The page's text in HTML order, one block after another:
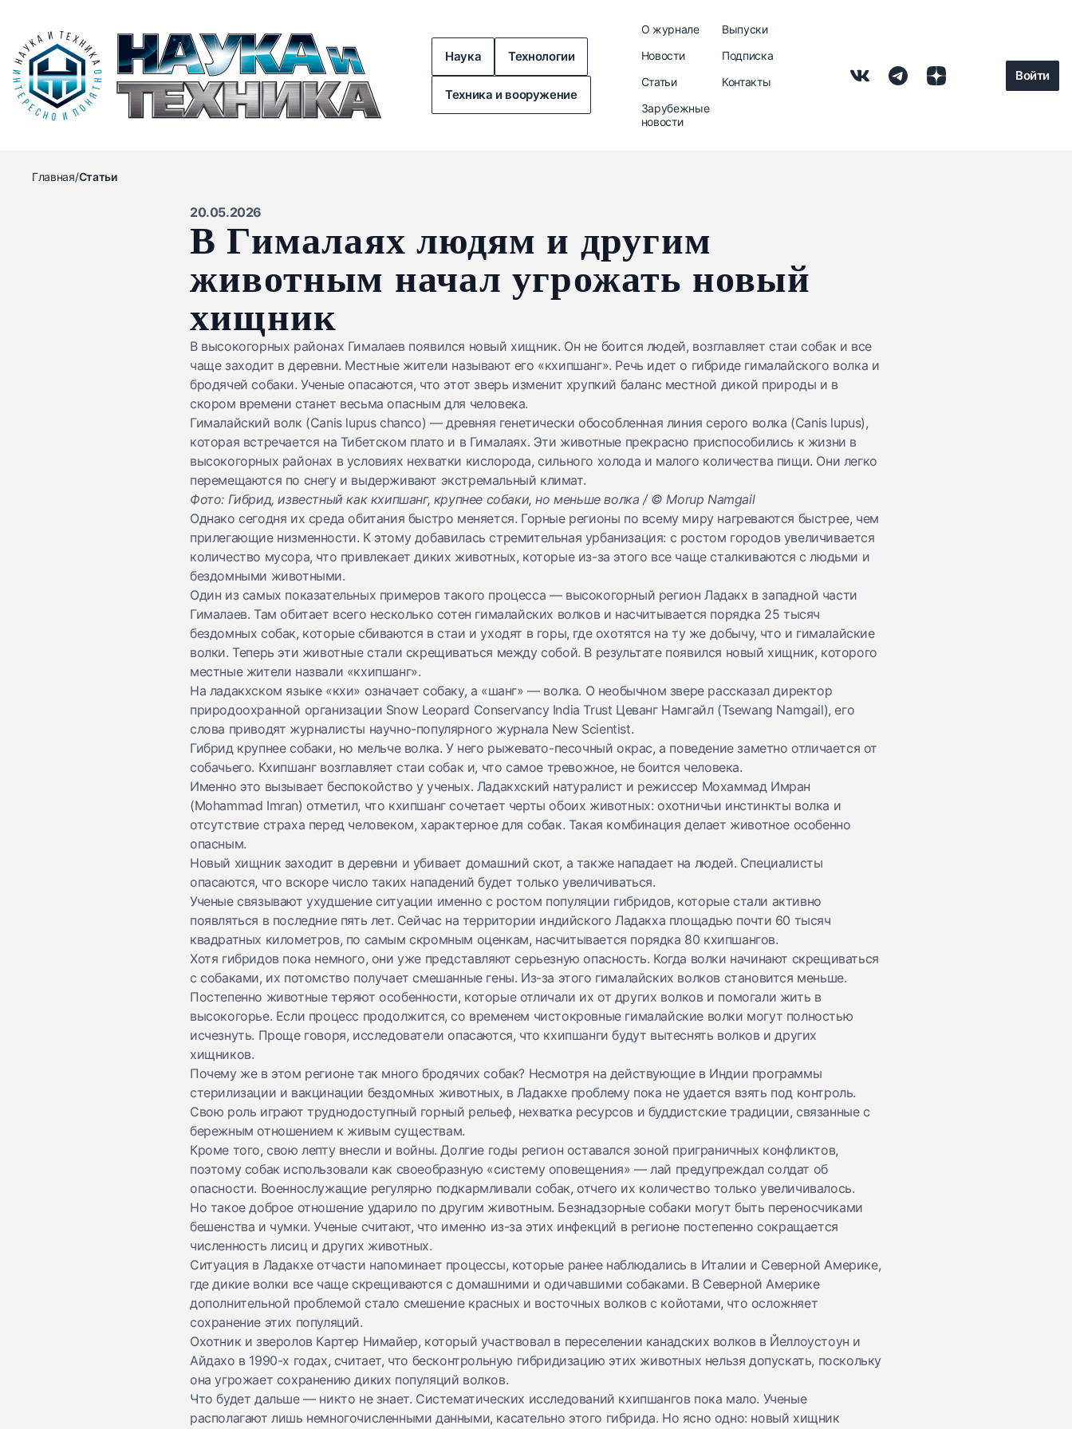
Наука Технологии
Техника и вооружение
О журнале
Выпуски
Новости
Подписка
Статьи
Контакты
Зарубежные
новости
Войти
Главная/Статьи
20.05.2026
В Гималаях людям и другим
животным начал угрожать новый
хищник
В высокогорных районах Гималаев появился новый хищник. Он не боится людей, возглавляет стаи собак и все
чаще заходит в деревни. Местные жители называют его «кхипшанг». Речь идет о гибриде гималайского волка и
бродячей собаки. Ученые опасаются, что этот зверь изменит хрупкий баланс местной дикой природы и в
скором времени станет весьма опасным для человека.
Гималайский волк (Canis lupus chanco) — древняя генетически обособленная линия серого волка (Canis lupus),
которая встречается на Тибетском плато и в Гималаях. Эти животные прекрасно приспособились к жизни в
высокогорных районах в условиях нехватки кислорода, сильного холода и малого количества пищи. Они легко
перемещаются по снегу и выдерживают экстремальный климат.
Фото: Гибрид, известный как кхипшанг, крупнее собаки, но меньше волка / © Morup Namgail
Однако сегодня их среда обитания быстро меняется. Горные регионы по всему миру нагреваются быстрее, чем
прилегающие низменности. К этому добавилась стремительная урбанизация: с ростом городов увеличивается
количество мусора, что привлекает диких животных, которые из-за этого все чаще сталкиваются с людьми и
бездомными животными.
Один из самых показательных примеров такого процесса — высокогорный регион Ладакх в западной части
Гималаев. Там обитает всего несколько сотен гималайских волков и насчитывается порядка 25 тысяч
бездомных собак, которые сбиваются в стаи и уходят в горы, где охотятся на ту же добычу, что и гималайские
волки. Теперь эти животные стали скрещиваться между собой. В результате появился новый хищник, которого
местные жители назвали «кхипшанг».
На ладакхском языке «кхи» означает собаку, а «шанг» — волка. О необычном звере рассказал директор
природоохранной организации Snow Leopard Conservancy India Trust Цеванг Намгайл (Tsewang Namgail), его
слова приводят журналисты научно-популярного журнала New Scientist.
Гибрид крупнее собаки, но мельче волка. У него рыжевато-песочный окрас, а поведение заметно отличается от
собачьего. Кхипшанг возглавляет стаи собак и, что самое тревожное, не боится человека.
Именно это вызывает беспокойство у ученых. Ладакхский натуралист и режиссер Мохаммад Имран
(Mohammad Imran) отметил, что кхипшанг сочетает черты обоих животных: охотничьи инстинкты волка и
отсутствие страха перед человеком, характерное для собак. Такая комбинация делает животное особенно
опасным.
Новый хищник заходит в деревни и убивает домашний скот, а также нападает на людей. Специалисты
опасаются, что вскоре число таких нападений будет только увеличиваться.
Ученые связывают ухудшение ситуации именно с ростом популяции гибридов, которые стали активно
появляться в последние пять лет. Сейчас на территории индийского Ладакха площадью почти 60 тысяч
квадратных километров, по самым скромным оценкам, насчитывается порядка 80 кхипшангов.
Хотя гибридов пока немного, они уже представляют серьезную опасность. Когда волки начинают скрещиваться
с собаками, их потомство получает смешанные гены. Из-за этого гималайских волков становится меньше.
Постепенно животные теряют особенности, которые отличали их от других волков и помогали жить в
высокогорье. Если процесс продолжится, со временем чистокровные гималайские волки могут полностью
исчезнуть. Проще говоря, исследователи опасаются, что кхипшанги будут вытеснять волков и других
хищников.
Почему же в этом регионе так много бродячих собак? Несмотря на действующие в Индии программы
стерилизации и вакцинации бездомных животных, в Ладакхе проблему пока не удается взять под контроль.
Свою роль играют труднодоступный горный рельеф, нехватка ресурсов и буддистские традиции, связанные с
бережным отношением к живым существам.
Кроме того, свою лепту внесли и войны. Долгие годы регион оставался зоной приграничных конфликтов,
поэтому собак использовали как своеобразную «систему оповещения» — лай предупреждал солдат об
опасности. Военнослужащие регулярно подкармливали собак, отчего их количество только увеличивалось.
Но такое доброе отношение ударило по другим животным. Безнадзорные собаки могут быть переносчиками
бешенства и чумки. Ученые считают, что именно из-за этих инфекций в регионе постепенно сокращается
численность лисиц и других животных.
Ситуация в Ладакхе отчасти напоминает процессы, которые ранее наблюдались в Италии и Северной Америке,
где дикие волки все чаще скрещиваются с домашними и одичавшими собаками. В Северной Америке
дополнительной проблемой стало смешение красных и восточных волков с койотами, что осложняет
сохранение этих популяций.
Охотник и зверолов Картер Нимайер, который участвовал в переселении канадских волков в Йеллоустоун и
Айдахо в 1990-х годах, считает, что бесконтрольную гибридизацию этих животных нельзя допускать, поскольку
она угрожает сохранению диких популяций волков.
Что будет дальше — никто не знает. Систематических исследований кхипшангов пока мало. Ученые
располагают лишь немногочисленными данными, касательно этого гибрида. Но ясно одно: новый хищник